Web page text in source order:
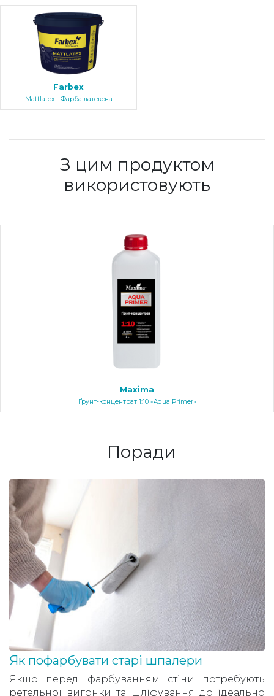
Farbex
Mattlatex - Фарба латексна
З цим продуктом
використовують
Maxima
Ґрунт-концентрат 1:10 «Aqua Primer»
Поради
Як пофарбувати старі шпалери
Якщо перед фарбуванням стіни потребують
ретельної вигонки та шліфування до ідеально